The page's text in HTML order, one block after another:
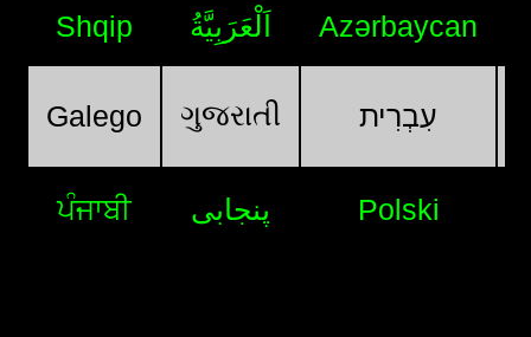
Shqip اَلْعَرَبِيَّةُ Azərbaycan
Galego ગુજરાતી עִבְרִית
ਪੰਜਾਬੀ پنجابی Polski